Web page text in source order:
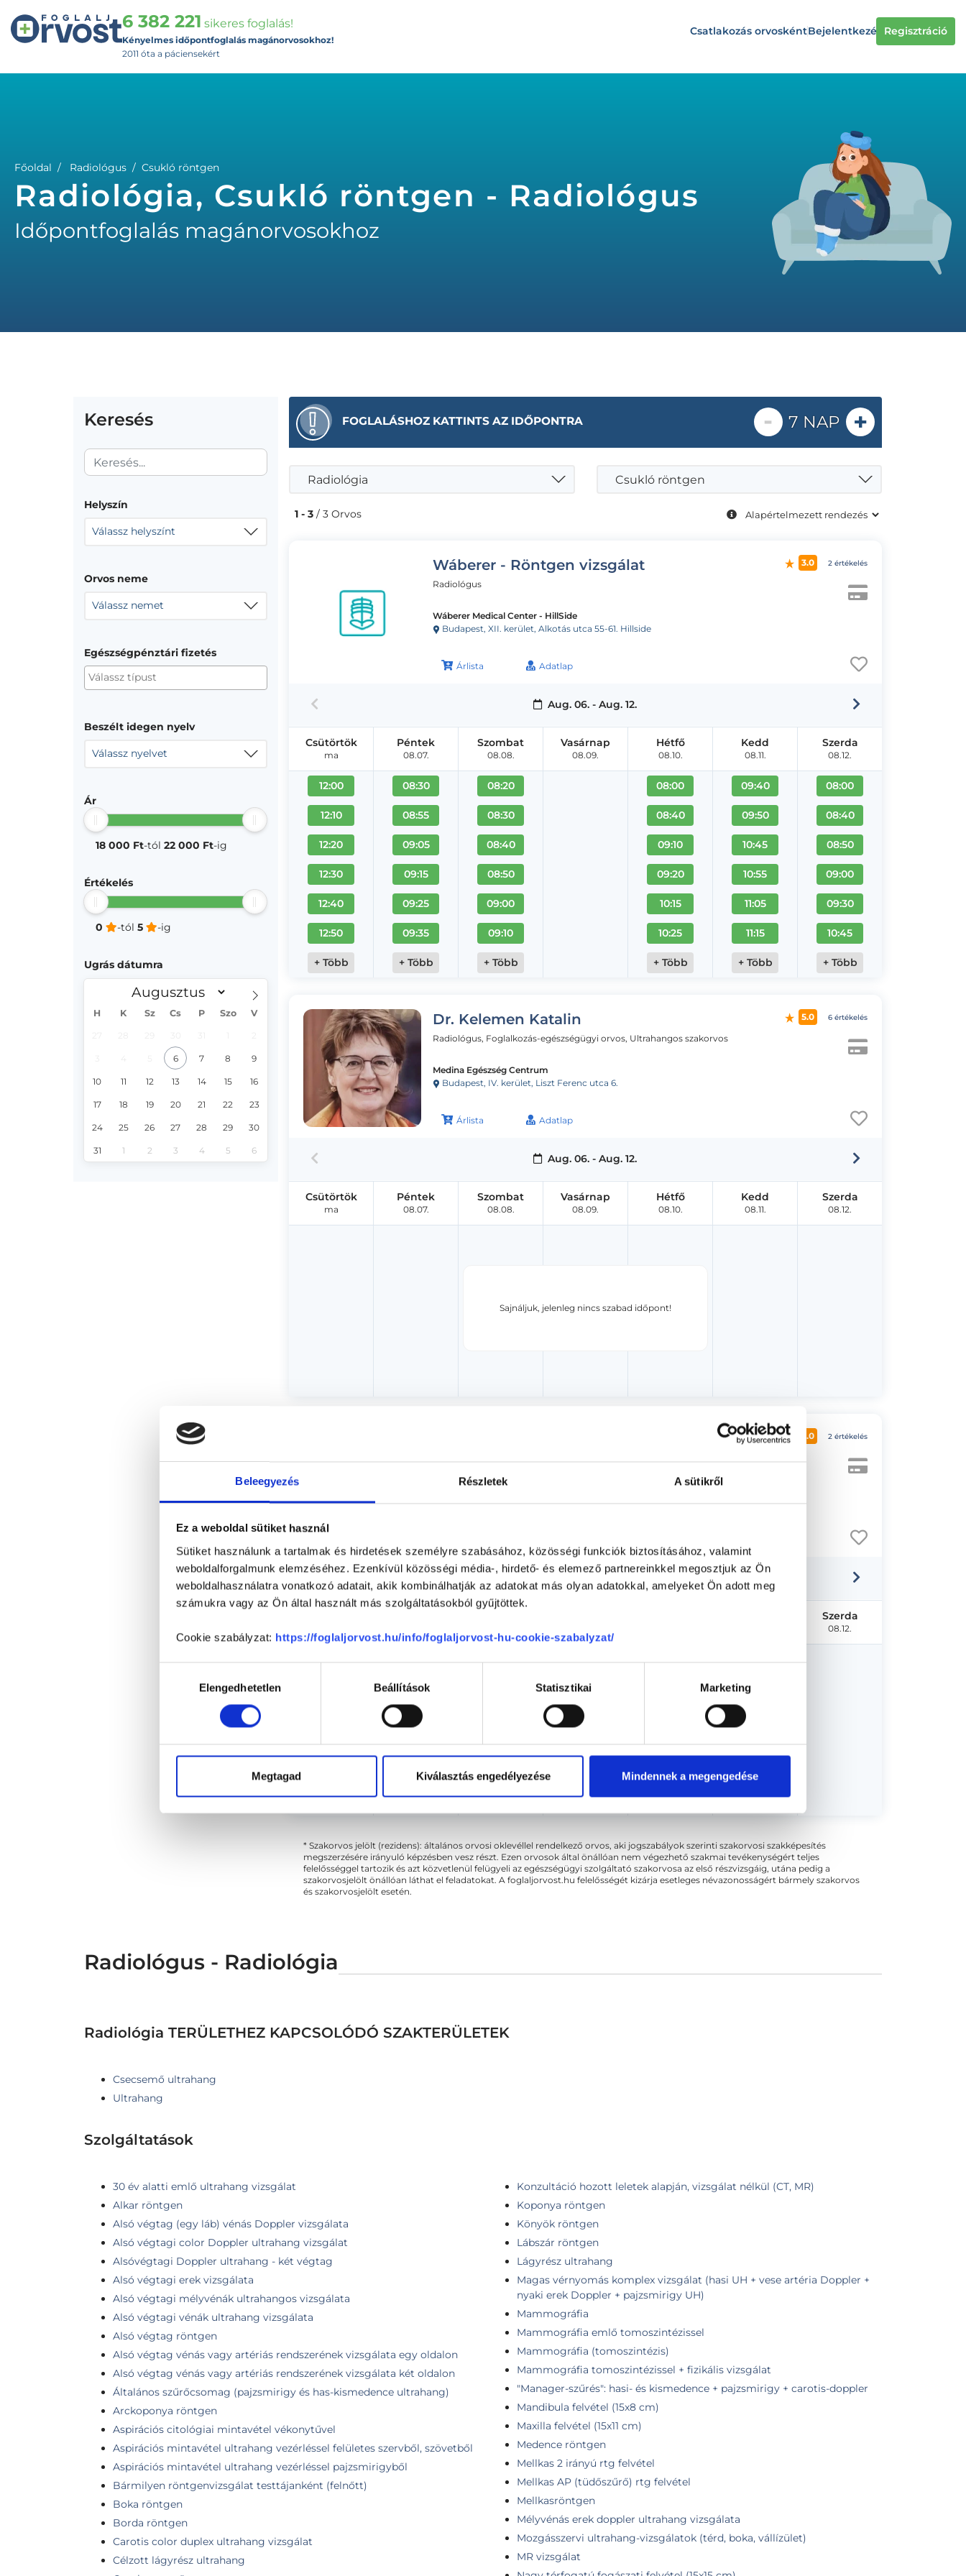
Beleegyezés Részletek A sütikről
Ez a weboldal sütiket használ
Sütiket használunk a tartalmak és hirdetések személyre szabásához, közösségi funkciók biztosításához, valamint
weboldalforgalmunk elemzéséhez. Ezenkívül közösségi média-, hirdető- és elemező partnereinkkel megosztjuk az Ön
weboldalhasználatra vonatkozó adatait, akik kombinálhatják az adatokat más olyan adatokkal, amelyeket Ön adott meg
számukra vagy az Ön által használt más szolgáltatásokból gyűjtöttek.
Cookie szabályzat: https://foglaljorvost.hu/info/foglaljorvost-hu-cookie-szabalyzat/
kiválasztásaElengedhetetlen Beállítások Statisztikai Marketing
Megtagad Kiválasztás engedélyezése Mindennek a megengedése
6 382 221 sikeres foglalás!
Kényelmes időpontfoglalás magánorvosokhoz!
2011 óta a páciensekért
Csatlakozás orvoskéntBejelentkezés Regisztráció
Főoldal Radiológus Csukló röntgen
Radiológia, Csukló röntgen - Radiológus
Időpontfoglalás magánorvosokhoz
Keresés
Helyszín
Válassz helyszínt
Orvos neme
Válassz nemet
Egészségpénztári fizetés
Beszélt idegen nyelv
Válassz nyelvet
Ár
18 000 Ft-tól 22 000 Ft-ig
Értékelés
0 -tól 5 -ig
Ugrás dátumra
H K Sz Cs P Szo V
6 7 8 9
10 11 12 13 14 15 16
17 18 19 20 21 22 23
24 25 26 27 28 29 30
31 1 2 3 4 5 6
FOGLALÁSHOZ KATTINTS AZ IDŐPONTRA - 7 NAP +
Radiológia Csukló röntgen
1 - 3 / 3 Orvos
Wáberer - Röntgen vizsgálat
Radiológus
Wáberer Medical Center - HillSide
Budapest, XII. kerület, Alkotás utca 55-61. Hillside
Árlista Adatlap
3.0 2 értékelés
Aug. 06. - Aug. 12.
Csütörtök
ma
12:00
12:10
12:20
12:30
12:40
12:50
+ Több
Péntek
08.07.
08:30
08:55
09:05
09:15
09:25
09:35
+ Több
Szombat
08.08.
08:20
08:30
08:40
08:50
09:00
09:10
+ Több
Vasárnap
08.09.
Hétfő
08.10.
08:00
08:40
09:10
09:20
10:15
10:25
+ Több
Kedd
08.11.
09:40
09:50
10:45
10:55
11:05
11:15
+ Több
Szerda
08.12.
08:00
08:40
08:50
09:00
09:30
10:45
+ Több
Dr. Kelemen Katalin
Radiológus, Foglalkozás-egészségügyi orvos, Ultrahangos szakorvos
Medina Egészség Centrum
Budapest, IV. kerület, Liszt Ferenc utca 6.
Árlista Adatlap
5.0 6 értékelés
Aug. 06. - Aug. 12.
Sajnáljuk, jelenleg nincs szabad időpont!
Csütörtök
ma
Péntek
08.07.
Szombat
08.08.
Vasárnap
08.09.
Hétfő
08.10.
Kedd
08.11.
Szerda
08.12.
Medina Egészség Centrum
Budapest, IV. kerület, Liszt Ferenc utca 6.
5.0 2 értékelés
Aug. 06. - Aug. 12.
Sajnáljuk, jelenleg nincs szabad időpont!
Szerda
08.12.
* Szakorvos jelölt (rezidens): általános orvosi oklevéllel rendelkező orvos, aki jogszabályok szerinti szakorvosi szakképesítés
megszerzésére irányuló képzésben vesz részt. Ezen orvosok által önállóan nem végezhető szakmai tevékenységért teljes
felelősséggel tartozik és azt közvetlenül felügyeli az egészségügyi szolgáltató szakorvosa az első részvizsgáig, utána pedig a
szakorvosjelölt önállóan láthat el feladatokat. A foglaljorvost.hu felelősségét kizárja esetleges névazonosságért bármely szakorvos
és szakorvosjelölt esetén.
Radiológus - Radiológia
Radiológia TERÜLETHEZ KAPCSOLÓDÓ SZAKTERÜLETEK
Csecsemő ultrahang
Ultrahang
Szolgáltatások
30 év alatti emlő ultrahang vizsgálat
Alkar röntgen
Alsó végtag (egy láb) vénás Doppler vizsgálata
Alsó végtagi color Doppler ultrahang vizsgálat
Alsóvégtagi Doppler ultrahang - két végtag
Alsó végtagi erek vizsgálata
Alsó végtagi mélyvénák ultrahangos vizsgálata
Alsó végtagi vénák ultrahang vizsgálata
Alsó végtag röntgen
Alsó végtag vénás vagy artériás rendszerének vizsgálata egy oldalon
Alsó végtag vénás vagy artériás rendszerének vizsgálata két oldalon
Általános szűrőcsomag (pajzsmirigy és has-kismedence ultrahang)
Arckoponya röntgen
Aspirációs citológiai mintavétel vékonytűvel
Aspirációs mintavétel ultrahang vezérléssel felületes szervből, szövetből
Aspirációs mintavétel ultrahang vezérléssel pajzsmirigyből
Bármilyen röntgenvizsgálat testtájanként (felnőtt)
Boka röntgen
Borda röntgen
Carotis color duplex ultrahang vizsgálat
Célzott lágyrész ultrahang
Konzultáció hozott leletek alapján, vizsgálat nélkül (CT, MR)
Koponya röntgen
Könyök röntgen
Lábszár röntgen
Lágyrész ultrahang
Magas vérnyomás komplex vizsgálat (hasi UH + vese artéria Doppler +
nyaki erek Doppler + pajzsmirigy UH)
Mammográfia
Mammográfia emlő tomoszintézissel
Mammográfia (tomoszintézis)
Mammográfia tomoszintézissel + fizikális vizsgálat
"Manager-szűrés": hasi- és kismedence + pajzsmirigy + carotis-doppler
Mandibula felvétel (15x8 cm)
Maxilla felvétel (15x11 cm)
Medence röntgen
Mellkas 2 irányú rtg felvétel
Mellkas AP (tüdőszűrő) rtg felvétel
Mellkasröntgen
Mélyvénás erek doppler ultrahang vizsgálata
Mozgásszervi ultrahang-vizsgálatok (térd, boka, vállízület)
MR vizsgálat